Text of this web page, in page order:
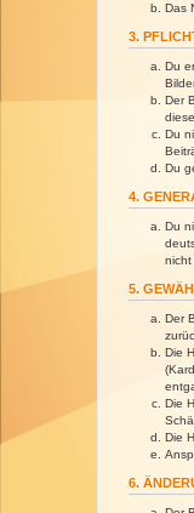
Das
3.
Du
Der
Du
Du
4.
Du
nicht
5.
Der
Die
Die
Die
6.